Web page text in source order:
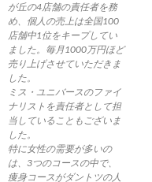
が丘の4店舗の責任者を務
め、個人の売上は全国100
店舗中1位をキープしてい
ました。毎月1000万円ほど
売り上げさせていただきま
した。
ミス・ユニバースのファイ
ナリストを責任者として担
当していることもございま
した。
特に女性の需要が多いの
は、3つのコースの中で、
痩身コースがダントツの人